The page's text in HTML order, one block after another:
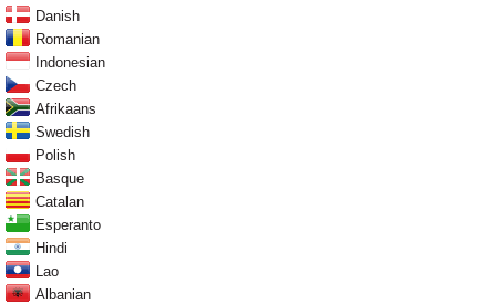
Danish
Romanian
Indonesian
Czech
Afrikaans
Swedish
Polish
Basque
Catalan
Esperanto
Hindi
Lao
Albanian